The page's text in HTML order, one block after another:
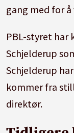
gang med for å
PBL-styret har
Schjelderup
Schjelderup
kommer fra
direktør.